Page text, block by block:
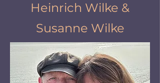
Heinrich Wilke &
Susanne Wilke